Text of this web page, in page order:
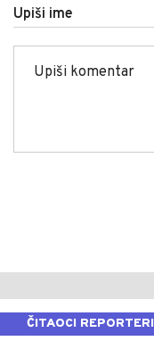
Upiši ime
ČITAOCI REPORTERI